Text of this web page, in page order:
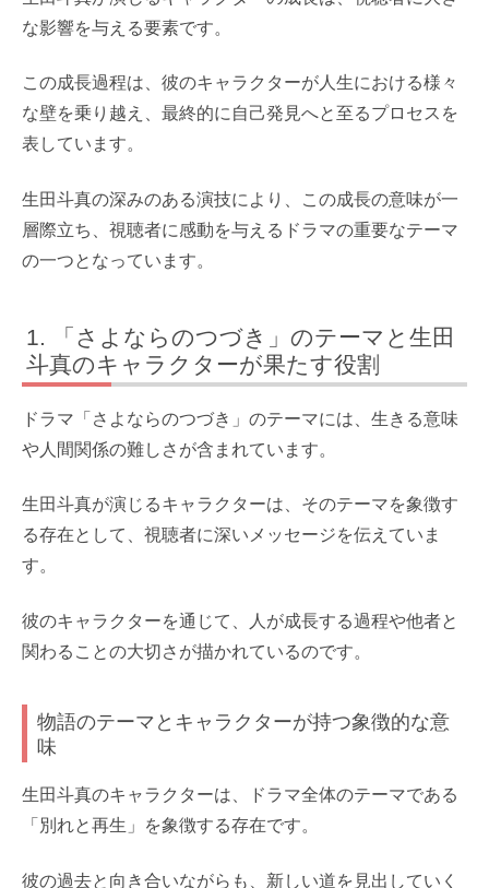
な影響を与える要素です。
この成長過程は、彼のキャラクターが人生における様々
な壁を乗り越え、最終的に自己発見へと至るプロセスを
表しています。
生田斗真の深みのある演技により、この成長の意味が一
層際立ち、視聴者に感動を与えるドラマの重要なテーマ
の一つとなっています。
「さよならのつづき」のテーマと生田
斗真のキャラクターが果たす役割
ドラマ「さよならのつづき」のテーマには、生きる意味
や人間関係の難しさが含まれています。
生田斗真が演じるキャラクターは、そのテーマを象徴す
る存在として、視聴者に深いメッセージを伝えていま
す。
彼のキャラクターを通じて、人が成長する過程や他者と
関わることの大切さが描かれているのです。
物語のテーマとキャラクターが持つ象徴的な意
味
生田斗真のキャラクターは、ドラマ全体のテーマである
「別れと再生」を象徴する存在です。
彼の過去と向き合いながらも、新しい道を見出していく